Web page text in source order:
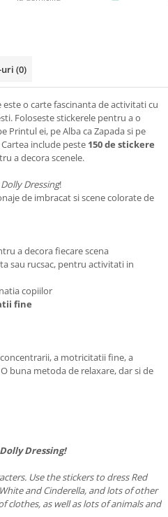
uri (0)
este o carte fascinanta de activitati cu
Foloseste stickerele pentru a o
Printul ei, pe Alba ca Zapada si pe
include peste 150 de stickere
a decora scenele.
Dressing!
de imbracat si scene colorate de
a decora fiecare scena
sau rucsac, pentru activitati in
copiilor
fine
a motricitatii fine, a
buna metoda de relaxare, dar si de
Dressing!
Use the stickers to dress Red
and Cinderella, and lots of other
clothes, as well as lots of animals and